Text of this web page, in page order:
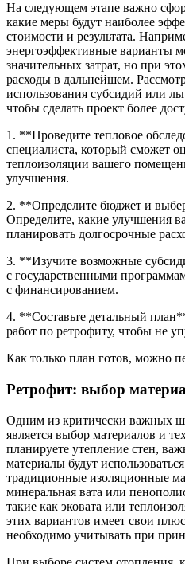
На следующем этапе важно
какие меры будут наиболее
стоимости и результата.
энергоэффективные варианты
значительных затрат, но при
расходы в дальнейшем.
использования субсидий или
чтобы сделать проект более
1. **Проведите тепловое
специалиста, который сможет
теплоизоляции вашего
улучшения.
2. **Определите бюджет и
Определите, какие улучшения
планировать долгосрочные
3. **Изучите возможные
с государственными
с финансированием.
4. **Составьте детальный
работ по ретрофиту, чтобы не
Как только план готов, можно
Ретрофит: выбор
Одним из критически важных
является выбор материалов и
планируете утепление стен,
материалы будут
традиционные изоляционные
минеральная вата или
такие как эковата или
этих вариантов имеет свои
необходимо учитывать при